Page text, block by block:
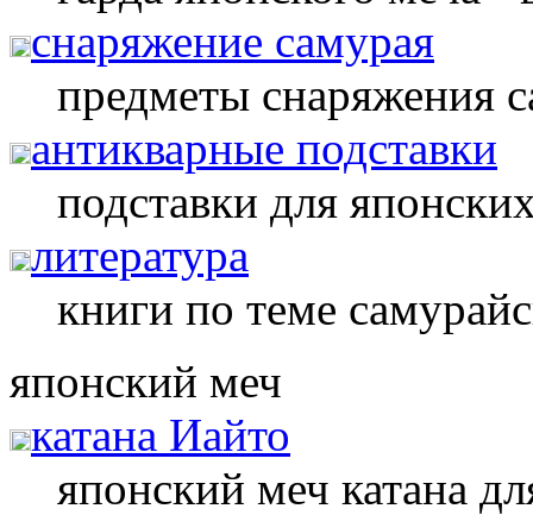
снаряжение самурая
предметы снаряжения
антикварные подставки
подставки для
литература
книги по теме
японский меч
катана Иайто
японский меч катана